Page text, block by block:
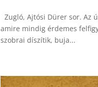
Zugló, Ajtósi Dürer sor. Az
amire mindig érdemes
szobrai díszítik, buja...